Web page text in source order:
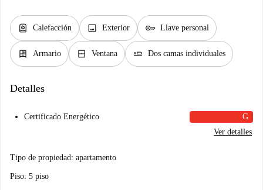
water_heater Calefacción image Exterior key Llave personal
dresser Armario window_closed Ventana airline_seat_flat Dos camas individuales
Detalles
Certificado Energético
G
Ver detalles
Tipo de propiedad: apartamento
Piso: 5 piso